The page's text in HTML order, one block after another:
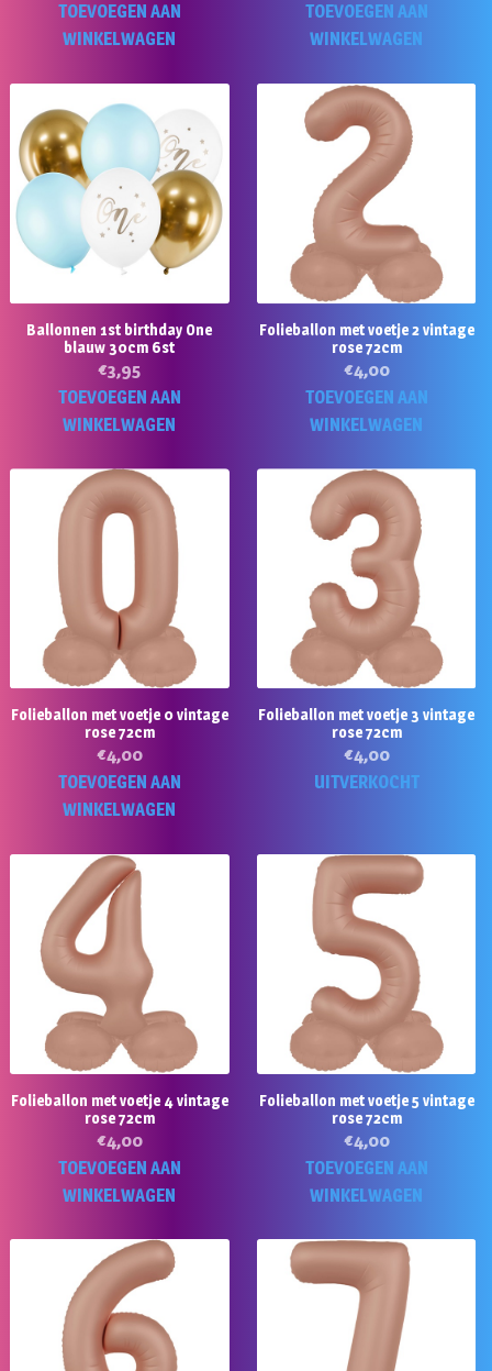
TOEVOEGEN AAN
WINKELWAGEN
TOEVOEGEN AAN
WINKELWAGEN
Ballonnen 1st birthday One
blauw 30cm 6st
€3,95
TOEVOEGEN AAN
WINKELWAGEN
Folieballon met voetje 2 vintage
rose 72cm
€4,00
TOEVOEGEN AAN
WINKELWAGEN
Folieballon met voetje 0 vintage
rose 72cm
€4,00
TOEVOEGEN AAN
WINKELWAGEN
Folieballon met voetje 3 vintage
rose 72cm
€4,00
UITVERKOCHT
Folieballon met voetje 4 vintage
rose 72cm
€4,00
TOEVOEGEN AAN
WINKELWAGEN
Folieballon met voetje 5 vintage
rose 72cm
€4,00
TOEVOEGEN AAN
WINKELWAGEN